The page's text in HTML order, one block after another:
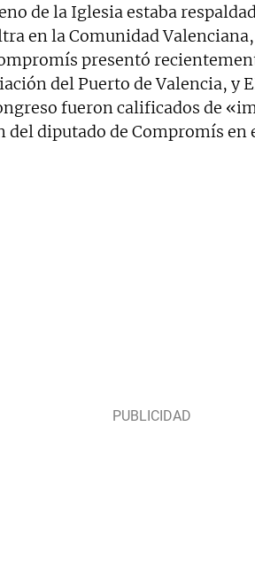
de la Iglesia estaba
en la Comunidad
presentó
del Puerto de Valencia, y
fueron calificados de
diputado de Compromís en